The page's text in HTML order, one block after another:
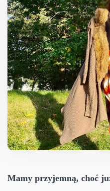
Mamy przyjemną, choć